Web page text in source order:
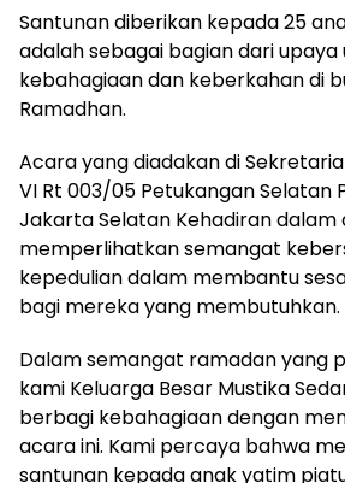
Santunan diberikan kepada 25
adalah sebagai bagian dari
kebahagiaan dan keberkahan di
Ramadhan.
Acara yang diadakan di
VI Rt 003/05 Petukangan Selatan
Jakarta Selatan Kehadiran dalam
memperlihatkan semangat
kepedulian dalam membantu
bagi mereka yang membutuhkan.
Dalam semangat ramadan yang
kami Keluarga Besar Mustika
berbagi kebahagiaan dengan
acara ini. Kami percaya bahwa
santunan kepada anak yatim